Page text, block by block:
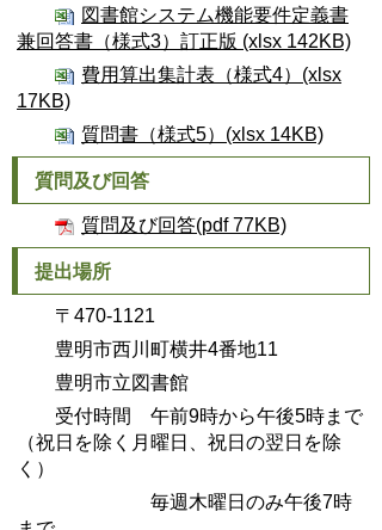
図書館システム機能要件定義書
兼回答書（様式3）訂正版 (xlsx 142KB)
費用算出集計表（様式4）(xlsx
17KB)
質問書（様式5）(xlsx 14KB)
質問及び回答
質問及び回答(pdf 77KB)
提出場所
〒470-1121
豊明市西川町横井4番地11
豊明市立図書館
受付時間 午前9時から午後5時まで
（祝日を除く月曜日、祝日の翌日を除
く）
毎週木曜日のみ午後7時